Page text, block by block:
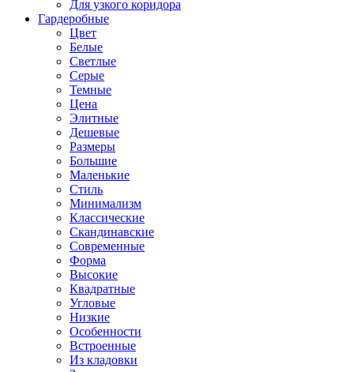
Для узкого коридора
Гардеробные
Цвет
Белые
Светлые
Серые
Темные
Цена
Элитные
Дешевые
Размеры
Большие
Маленькие
Стиль
Минимализм
Классические
Скандинавские
Современные
Форма
Высокие
Квадратные
Угловые
Низкие
Особенности
Встроенные
Из кладовки